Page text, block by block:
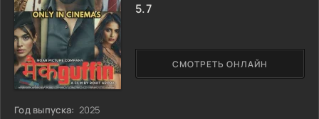
Год выпуска: 2025
СМОТРЕТЬ ОНЛАЙН
5.7